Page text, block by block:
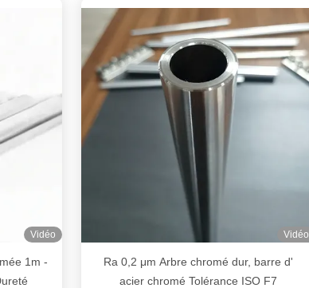
Vidéo
1m -
Vidéo
Ra 0,2 μm Arbre chromé dur, barre d'
acier chromé Tolérance ISO F7